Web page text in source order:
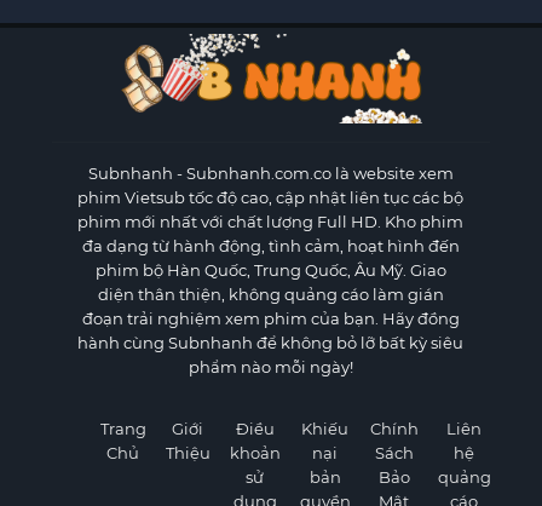
Subnhanh - Subnhanh.com.co là website xem
phim Vietsub tốc độ cao, cập nhật liên tục các bộ
phim mới nhất với chất lượng Full HD. Kho phim
đa dạng từ hành động, tình cảm, hoạt hình đến
phim bộ Hàn Quốc, Trung Quốc, Âu Mỹ. Giao
diện thân thiện, không quảng cáo làm gián
đoạn trải nghiệm xem phim của bạn. Hãy đồng
hành cùng Subnhanh để không bỏ lỡ bất kỳ siêu
phẩm nào mỗi ngày!
Trang
Chủ
Giới
Thiệu
Điều
khoản
sử
dụng
Khiếu
nại
bản
quyền
Chính
Sách
Bảo
Mật
Liên
hệ
quảng
cáo